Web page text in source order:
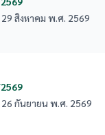
29 สิงหาคม พ.ศ. 2569
26 กันยายน พ.ศ. 2569